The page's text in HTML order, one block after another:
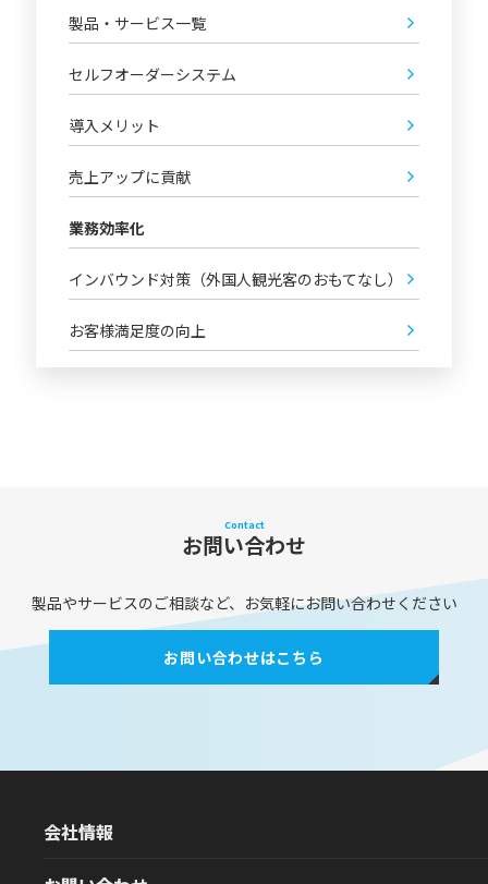
製品・サービス一覧
セルフオーダーシステム
導入メリット
売上アップに貢献
業務効率化
インバウンド対策（外国人観光客のおもてなし）
お客様満足度の向上
Contact
お問い合わせ
製品やサービスのご相談など、お気軽にお問い合わせください
お問い合わせはこちら
会社情報